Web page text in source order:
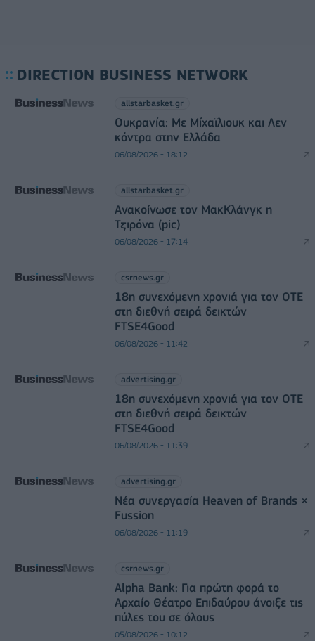
DIRECTION BUSINESS NETWORK
allstarbasket.gr
Ουκρανία: Με Μίχαϊλιουκ και Λεν
κόντρα στην Ελλάδα
06/08/2026 - 18:12
allstarbasket.gr
Ανακοίνωσε τον ΜακΚλάνγκ η
Τζιρόνα (pic)
06/08/2026 - 17:14
csrnews.gr
18η συνεχόμενη χρονιά για τον ΟΤΕ
στη διεθνή σειρά δεικτών
FTSE4Good
06/08/2026 - 11:42
advertising.gr
18η συνεχόμενη χρονιά για τον ΟΤΕ
στη διεθνή σειρά δεικτών
FTSE4Good
06/08/2026 - 11:39
advertising.gr
Νέα συνεργασία Heaven of Brands ×
Fussion
06/08/2026 - 11:19
csrnews.gr
Alpha Bank: Για πρώτη φορά το
Αρχαίο Θέατρο Επιδαύρου άνοιξε τις
πύλες του σε όλους
05/08/2026 - 10:12